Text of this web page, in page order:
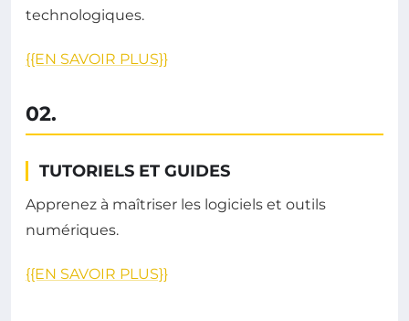
technologiques.
{{EN SAVOIR PLUS}}
02.
TUTORIELS ET GUIDES
Apprenez à maîtriser les logiciels et outils
numériques.
{{EN SAVOIR PLUS}}